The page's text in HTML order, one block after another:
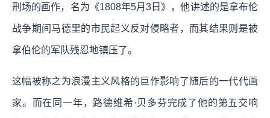
刑场的画作，名为《1808年5月3日》，他讲述的是拿布伦
战争期间马德里的市民起义反对侵略者，而其结果则是被
拿伯伦的军队残忍地镇压了。
这幅被称之为浪漫主义风格的巨作影响了随后的一代代画
家。而在同一年，路德维希·贝多芬完成了他的第五交响